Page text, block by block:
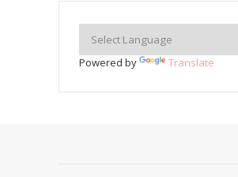
Powered by Translate